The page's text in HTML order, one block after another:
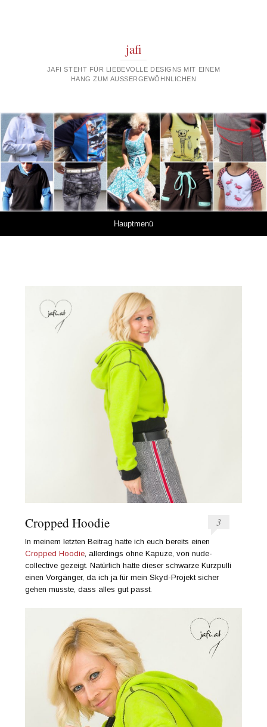
jafi
JAFI STEHT FÜR LIEBEVOLLE DESIGNS MIT EINEM
HANG ZUM AUSSERGEWÖHNLICHEN
Hauptmenü
Cropped Hoodie 3
In meinem letzten Beitrag hatte ich euch bereits einen
Cropped Hoodie, allerdings ohne Kapuze, von nude-
collective gezeigt. Natürlich hatte dieser schwarze Kurzpulli
einen Vorgänger, da ich ja für mein Skyd-Projekt sicher
gehen musste, dass alles gut passt.